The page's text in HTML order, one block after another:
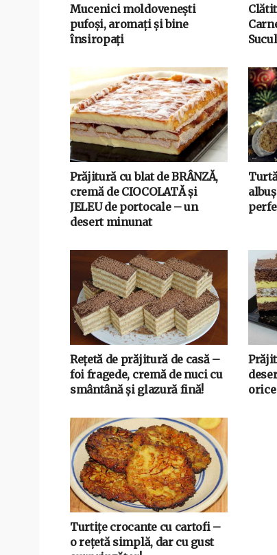
Mucenici moldovenești
pufoși, aromați și bine
însiropați
Prăjitură cu blat de BRÂNZĂ,
cremă de CIOCOLATĂ și
JELEU de portocale – un
desert minunat
Rețetă de prăjitură de casă –
foi fragede, cremă de nuci cu
smântână și glazură fină!
Turtițe crocante cu cartofi –
o rețetă simplă, dar cu gust